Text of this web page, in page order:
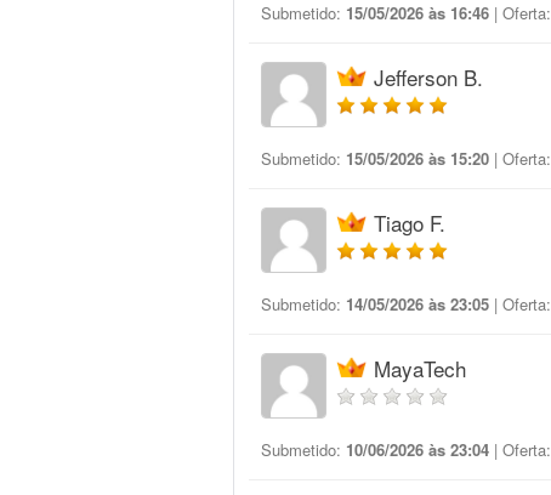
Submetido: 15/05/2026 às 16:46 | Oferta:
Jefferson B.
Submetido: 15/05/2026 às 15:20 | Oferta:
Tiago F.
Submetido: 14/05/2026 às 23:05 | Oferta:
MayaTech
Submetido: 10/06/2026 às 23:04 | Oferta: